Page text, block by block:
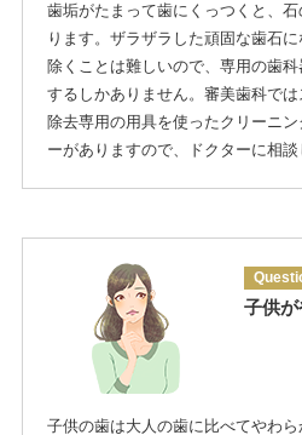
歯垢がたまって歯にくっつくと、
ります。ザラザラした頑固な歯石
除くことは難しいので、専用の歯
するしかありません。審美歯科で
除去専用の用具を使ったクリーニ
ーがありますので、ドクターに相談
子供が
子供の歯は大人の歯に比べてやわ